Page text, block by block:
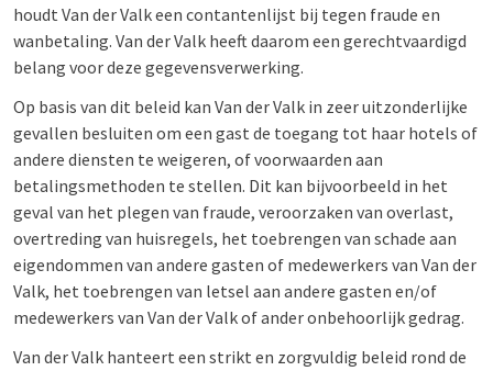
houdt Van der Valk een contantenlijst bij tegen fraude en
wanbetaling. Van der Valk heeft daarom een gerechtvaardigd
belang voor deze gegevensverwerking.
Op basis van dit beleid kan Van der Valk in zeer uitzonderlijke
gevallen besluiten om een gast de toegang tot haar hotels of
andere diensten te weigeren, of voorwaarden aan
betalingsmethoden te stellen. Dit kan bijvoorbeeld in het
geval van het plegen van fraude, veroorzaken van overlast,
overtreding van huisregels, het toebrengen van schade aan
eigendommen van andere gasten of medewerkers van Van der
Valk, het toebrengen van letsel aan andere gasten en/of
medewerkers van Van der Valk of ander onbehoorlijk gedrag.
Van der Valk hanteert een strikt en zorgvuldig beleid rond de